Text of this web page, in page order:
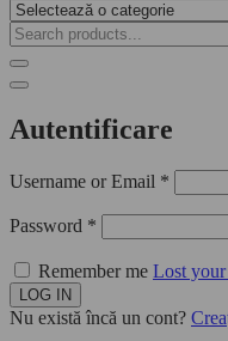
Autentificare
Username or Email *
Password *
Remember me Lost your
Nu există încă un cont?